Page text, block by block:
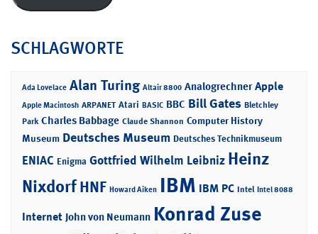
SCHLAGWORTE
Ada Lovelace Alan Turing Altair 8800 Analogrechner Apple
Apple Macintosh ARPANET Atari BASIC BBC Bill Gates Bletchley
Park Charles Babbage Claude Shannon Computer History
Museum Deutsches Museum Deutsches Technikmuseum
ENIAC Enigma Gottfried Wilhelm Leibniz Heinz
NixdorfHNF Howard Aiken IBM IBM PC Intel Intel 8088
Internet John von Neumann Konrad Zuse